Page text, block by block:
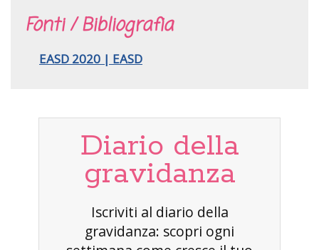
Fonti / Bibliografia
EASD 2020 | EASD
Diario della
gravidanza
Iscriviti al diario della
gravidanza: scopri ogni